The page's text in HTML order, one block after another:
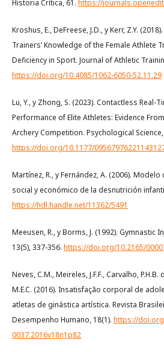
Historia Crítica, 61. https://
Kroshus, E., DeFreese, J.D., y Kerr, Z.Y.
Trainers’ Knowledge of the Female Athlete
Deficiency in Sport. Journal of Athletic
https://doi.org/10.4085/1062-6050-52.11.29
Lu, Y., y Zhong, S. (2023). Contactless Real-
Performance of Elite Athletes: Evidence
Archery Competition. Psychological
https://doi.org/10.1177/
Martínez, R., y Fernández, A. (2006).
social y económico de la desnutrición
https://hdl.handle.net/11362/5491
Meeusen, R., y Borms, J. (1992). Gymnastic
13(5), 337-356. https://doi.org/10.2165/
Neves, C.M., Meireles, J.F.F., Carvalho,
M.E.C. (2016). Insatisfação corporal de
atletas de ginástica artística. Revista
Desempenho Humano, 18(1). https://
0037.2016v18n1p82